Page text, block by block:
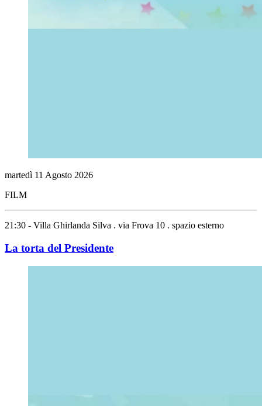
martedì 11 Agosto 2026
FILM
21:30 - Villa Ghirlanda Silva . via Frova 10 . spazio esterno
La torta del Presidente